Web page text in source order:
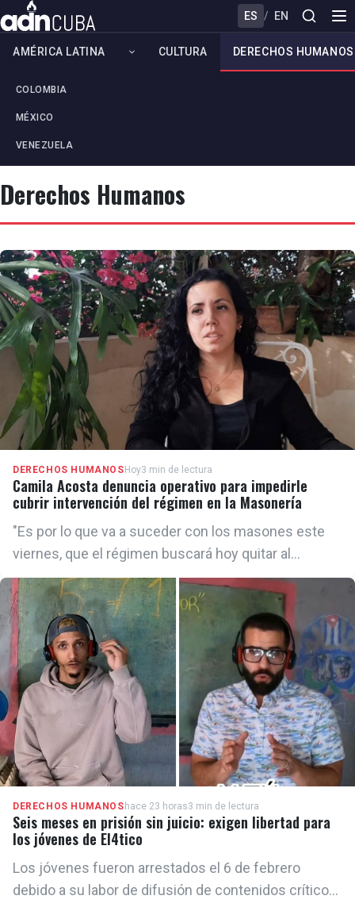
ES / EN
AMÉRICA LATINA
COLOMBIA
MÉXICO
VENEZUELA
CULTURA DERECHOS HUMANOS
Derechos Humanos
DERECHOS HUMANOS Hoy3 min de lectura
Camila Acosta denuncia operativo para impedirle
cubrir intervención del régimen en la Masonería
"Es por lo que va a suceder con los masones este
viernes, que el régimen buscará hoy quitar al
Soberano actual e imponer un nuevo líder", aseguró
Acosta a ADN Cuba.
DERECHOS HUMANOS hace 23 horas3 min de lectura
Seis meses en prisión sin juicio: exigen libertad para
los jóvenes de El4tico
Los jóvenes fueron arrestados el 6 de febrero
debido a su labor de difusión de contenidos críticos